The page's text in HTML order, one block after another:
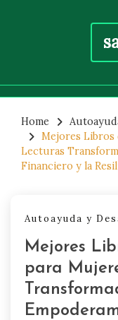
content
Home
Mejores Libros
Lecturas
Financiero y la
Autoayuda y
Mejores
para